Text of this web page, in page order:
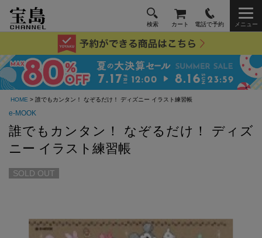
検索 カート 電話で予約 メニュー
HOME > 誰でもカンタン！ なぞるだけ！ ディズニー イラスト練習帳
e-MOOK
誰でもカンタン！ なぞるだけ！ ディズ
ニー イラスト練習帳
SOLD OUT